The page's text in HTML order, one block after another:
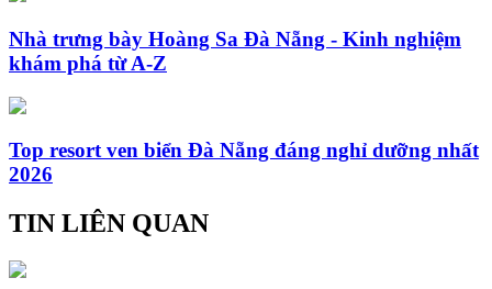
Nhà trưng bày Hoàng Sa Đà Nẵng - Kinh nghiệm
khám phá từ A-Z
Top resort ven biển Đà Nẵng đáng nghỉ dưỡng nhất
2026
TIN LIÊN QUAN